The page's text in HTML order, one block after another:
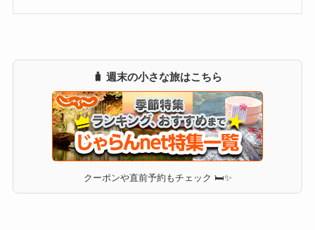
🧳 週末の小さな旅はこちら
クーポンや直前予約もチェック 🛏✨